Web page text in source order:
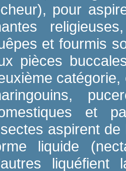
pour
et fourmis
pièces
et
aspirent
liquide